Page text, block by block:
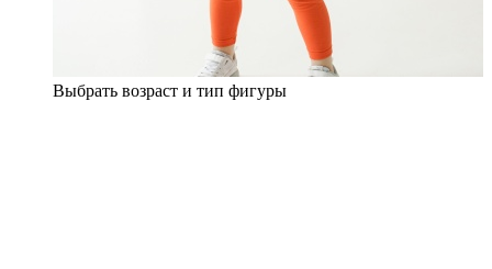
Выбрать возраст и тип фигуры